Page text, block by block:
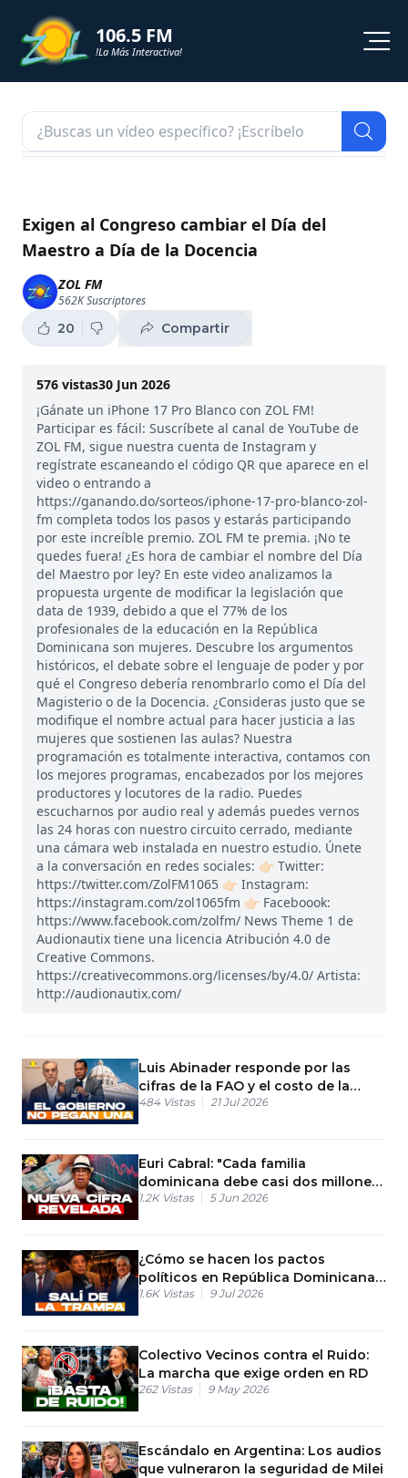
106.5 FM
!La Más Interactiva!
NOTICIAS
SHORTS
PODCAST
ZOL TV
Exigen al Congreso cambiar el Día del
Maestro a Día de la Docencia
ZOL FM
562KSuscriptores
20 Compartir
576 vistas30 Jun 2026
¡Gánate un iPhone 17 Pro Blanco con ZOL FM!
Participar es fácil: Suscríbete al canal de YouTube de
ZOL FM, sigue nuestra cuenta de Instagram y
regístrate escaneando el código QR que aparece en el
video o entrando a
https://ganando.do/sorteos/iphone-17-pro-blanco-zol-
fm completa todos los pasos y estarás participando
por este increíble premio. ZOL FM te premia. ¡No te
quedes fuera! ¿Es hora de cambiar el nombre del Día
del Maestro por ley? En este video analizamos la
propuesta urgente de modificar la legislación que
data de 1939, debido a que el 77% de los
profesionales de la educación en la República
Dominicana son mujeres. Descubre los argumentos
históricos, el debate sobre el lenguaje de poder y por
qué el Congreso debería renombrarlo como el Día del
Magisterio o de la Docencia. ¿Consideras justo que se
modifique el nombre actual para hacer justicia a las
mujeres que sostienen las aulas? Nuestra
programación es totalmente interactiva, contamos con
los mejores programas, encabezados por los mejores
productores y locutores de la radio. Puedes
escucharnos por audio real y además puedes vernos
las 24 horas con nuestro circuito cerrado, mediante
una cámara web instalada en nuestro estudio. Únete
a la conversación en redes sociales: 👉🏻 Twitter:
https://twitter.com/ZolFM1065 👉🏻 Instagram:
https://instagram.com/zol1065fm 👉🏻 Faceboook:
https://www.facebook.com/zolfm/ News Theme 1 de
Audionautix tiene una licencia Atribución 4.0 de
Creative Commons.
https://creativecommons.org/licenses/by/4.0/ Artista:
http://audionautix.com/
Luis Abinader responde por las
cifras de la FAO y el costo de la
canasta básica
484 Vistas 21 Jul 2026
Euri Cabral: "Cada familia
dominicana debe casi dos millones
por el monto de la deuda pública”
1.2K Vistas 5 Jun 2026
¿Cómo se hacen los pactos
políticos en República Dominicana?
Elecciones RD
1.6K Vistas 9 Jul 2026
Colectivo Vecinos contra el Ruido:
La marcha que exige orden en RD
262 Vistas 9 May 2026
Escándalo en Argentina: Los audios
que vulneraron la seguridad de Milei